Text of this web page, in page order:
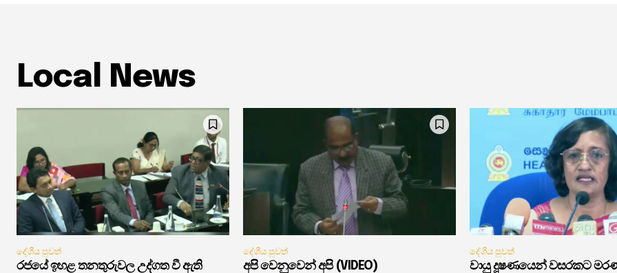
Local News
දේශීය පුවත්
රජයේ ඉහළ තනතුරුවල උද්ගත වී ඇති
දේශීය පුවත්
අපි වෙනුවෙන් අපි (VIDEO)
දේශීය පුවත්
වායු දූෂණයෙන් වසරකට